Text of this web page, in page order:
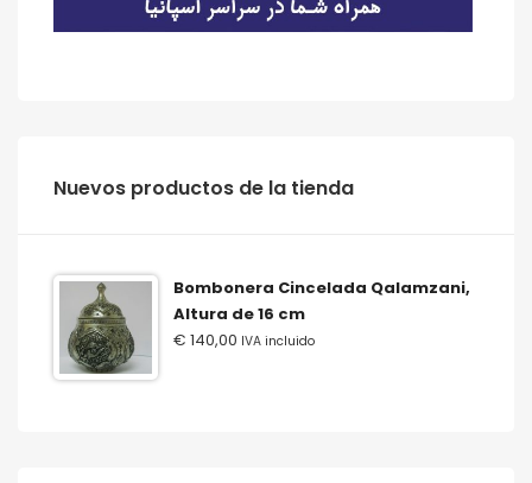
‫‪Nuevos‬‬ ‫‪productos‬‬ ‫‪de‬‬ ‫‪la‬‬ ‫‪tienda‬‬
Bombonera Cincelada Qalamzani,
Altura de 16 cm
€ 140,00 IVA incluido